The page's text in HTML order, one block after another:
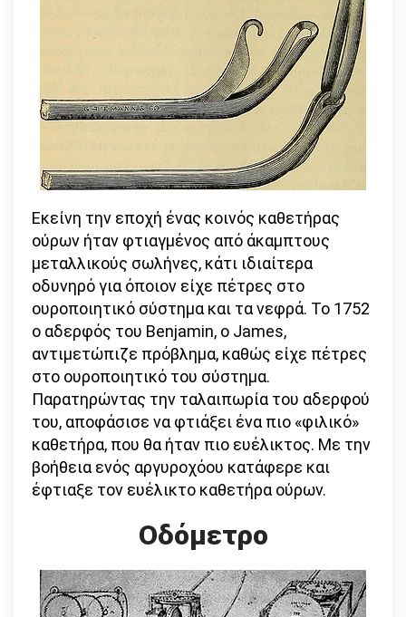
Εκείνη την εποχή ένας κοινός καθετήρας
ούρων ήταν φτιαγμένος από άκαμπτους
μεταλλικούς σωλήνες, κάτι ιδιαίτερα
οδυνηρό για όποιον είχε πέτρες στο
ουροποιητικό σύστημα και τα νεφρά. Το 1752
ο αδερφός του Benjamin, o James,
αντιμετώπιζε πρόβλημα, καθώς είχε πέτρες
στο ουροποιητικό του σύστημα.
Παρατηρώντας την ταλαιπωρία του αδερφού
του, αποφάσισε να φτιάξει ένα πιο «φιλικό»
καθετήρα, που θα ήταν πιο ευέλικτος. Με την
βοήθεια ενός αργυροχόου κατάφερε και
έφτιαξε τον ευέλικτο καθετήρα ούρων.
Οδόμετρο